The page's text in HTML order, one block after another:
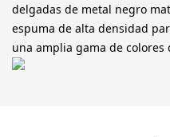
delgadas de metal negro
espuma de alta densidad
una amplia gama de colores